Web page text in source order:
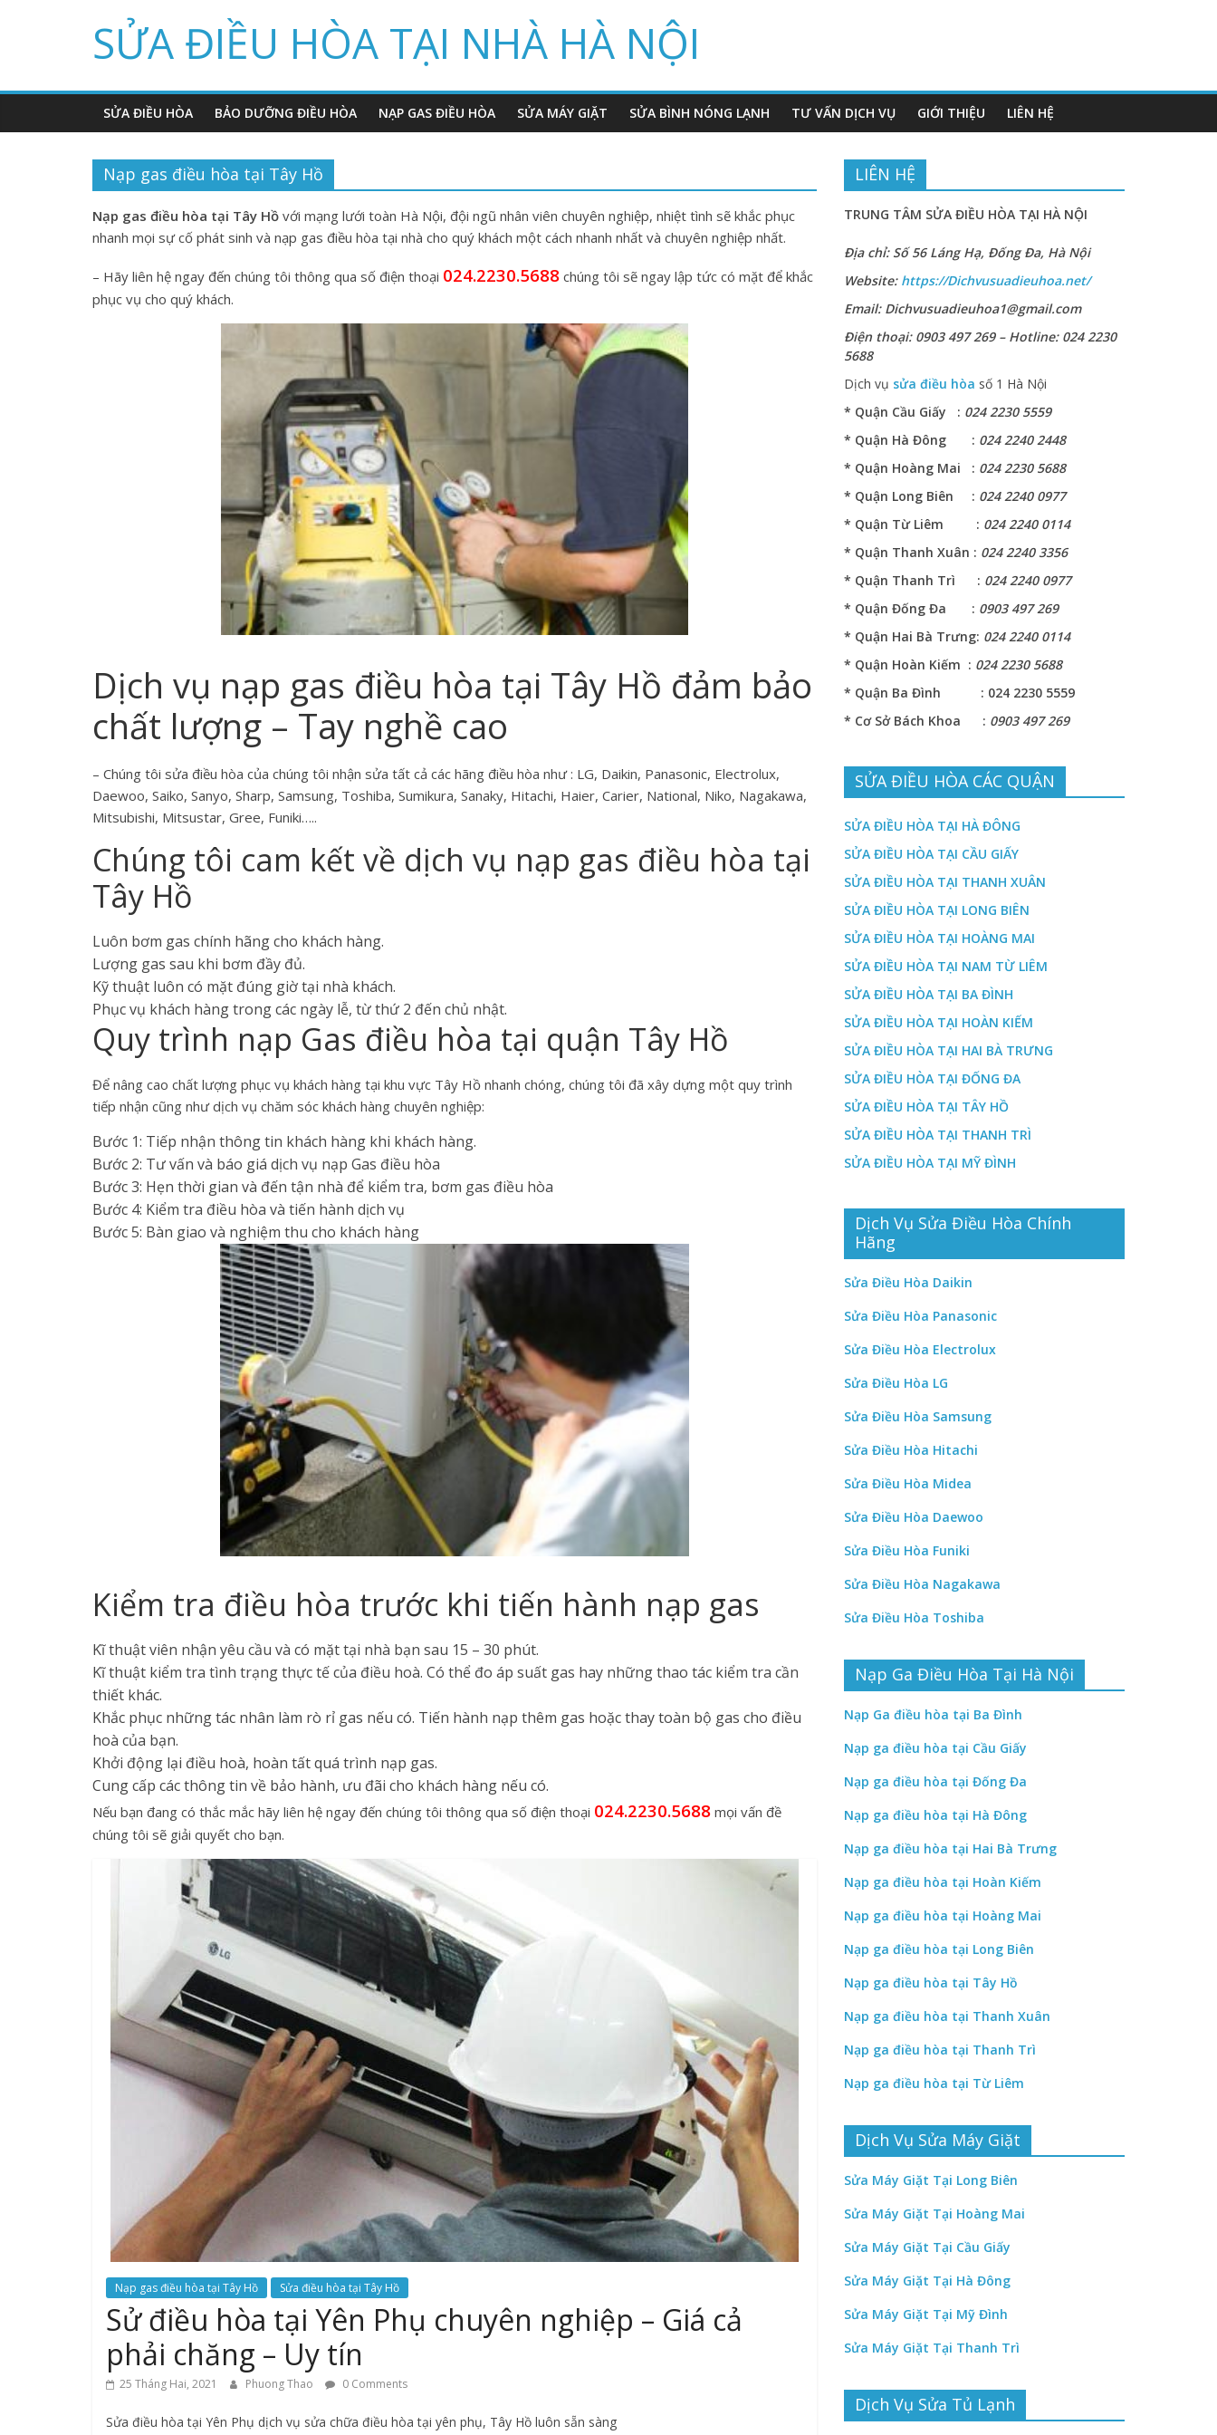
SỬA ĐIỀU HÒA TẠI NHÀ HÀ NỘI
SỬA ĐIỀU HÒA BẢO DƯỠNG ĐIỀU HÒA NẠP GAS ĐIỀU HÒA SỬA MÁY GIẶT SỬA BÌNH NÓNG LẠNH TƯ VẤN DỊCH VỤ GIỚI THIỆU LIÊN HỆ
Nạp gas điều hòa tại Tây Hồ
Nạp gas điều hòa tại Tây Hồ với mạng lưới toàn Hà Nội, đội ngũ nhân viên chuyên nghiệp, nhiệt tình sẽ khắc phục
nhanh mọi sự cố phát sinh và nạp gas điều hòa tại nhà cho quý khách một cách nhanh nhất và chuyên nghiệp nhất.
– Hãy liên hệ ngay đến chúng tôi thông qua số điện thoại 024.2230.5688 chúng tôi sẽ ngay lập tức có mặt để khắc
phục vụ cho quý khách.
Dịch vụ nạp gas điều hòa tại Tây Hồ đảm bảo
chất lượng – Tay nghề cao
– Chúng tôi sửa điều hòa của chúng tôi nhận sửa tất cả các hãng điều hòa như : LG, Daikin, Panasonic, Electrolux,
Daewoo, Saiko, Sanyo, Sharp, Samsung, Toshiba, Sumikura, Sanaky, Hitachi, Haier, Carier, National, Niko, Nagakawa,
Mitsubishi, Mitsustar, Gree, Funiki…..
Chúng tôi cam kết về dịch vụ nạp gas điều hòa tại
Tây Hồ
Luôn bơm gas chính hãng cho khách hàng.
Lượng gas sau khi bơm đầy đủ.
Kỹ thuật luôn có mặt đúng giờ tại nhà khách.
Phục vụ khách hàng trong các ngày lễ, từ thứ 2 đến chủ nhật.
Quy trình nạp Gas điều hòa tại quận Tây Hồ
Để nâng cao chất lượng phục vụ khách hàng tại khu vực Tây Hồ nhanh chóng, chúng tôi đã xây dựng một quy trình
tiếp nhận cũng như dịch vụ chăm sóc khách hàng chuyên nghiệp:
Bước 1: Tiếp nhận thông tin khách hàng khi khách hàng.
Bước 2: Tư vấn và báo giá dịch vụ nạp Gas điều hòa
Bước 3: Hẹn thời gian và đến tận nhà để kiểm tra, bơm gas điều hòa
Bước 4: Kiểm tra điều hòa và tiến hành dịch vụ
Bước 5: Bàn giao và nghiệm thu cho khách hàng
Kiểm tra điều hòa trước khi tiến hành nạp gas
Kĩ thuật viên nhận yêu cầu và có mặt tại nhà bạn sau 15 – 30 phút.
Kĩ thuật kiểm tra tình trạng thực tế của điều hoà. Có thể đo áp suất gas hay những thao tác kiểm tra cần
thiết khác.
Khắc phục những tác nhân làm rò rỉ gas nếu có. Tiến hành nạp thêm gas hoặc thay toàn bộ gas cho điều
hoà của bạn.
Khởi động lại điều hoà, hoàn tất quá trình nạp gas.
Cung cấp các thông tin về bảo hành, ưu đãi cho khách hàng nếu có.
Nếu bạn đang có thắc mắc hãy liên hệ ngay đến chúng tôi thông qua số điện thoại 024.2230.5688 mọi vấn đề
chúng tôi sẽ giải quyết cho bạn.
Nạp gas điều hòa tại Tây Hồ Sửa điều hòa tại Tây Hồ
Sử điều hòa tại Yên Phụ chuyên nghiệp – Giá cả
phải chăng – Uy tín
25 Tháng Hai, 2021 Phuong Thao 0 Comments
Sửa điều hòa tại Yên Phụ dịch vụ sửa chữa điều hòa tại yên phụ, Tây Hồ luôn sẵn sàng
LIÊN HỆ
TRUNG TÂM SỬA ĐIỀU HÒA TẠI HÀ NỘI
Địa chỉ: Số 56 Láng Hạ, Đống Đa, Hà Nội
Website: https://Dichvusuadieuhoa.net/
Email: Dichvusuadieuhoa1@gmail.com
Điện thoại: 0903 497 269 – Hotline: 024 2230
5688
Dịch vụ sửa điều hòa số 1 Hà Nội
* Quận Cầu Giấy : 024 2230 5559
* Quận Hà Đông : 024 2240 2448
* Quận Hoàng Mai : 024 2230 5688
* Quận Long Biên : 024 2240 0977
* Quận Từ Liêm : 024 2240 0114
* Quận Thanh Xuân : 024 2240 3356
* Quận Thanh Trì : 024 2240 0977
* Quận Đống Đa : 0903 497 269
* Quận Hai Bà Trưng: 024 2240 0114
* Quận Hoàn Kiếm : 024 2230 5688
* Quận Ba Đình : 024 2230 5559
* Cơ Sở Bách Khoa : 0903 497 269
SỬA ĐIỀU HÒA CÁC QUẬN
SỬA ĐIỀU HÒA TẠI HÀ ĐÔNG
SỬA ĐIỀU HÒA TẠI CẦU GIẤY
SỬA ĐIỀU HÒA TẠI THANH XUÂN
SỬA ĐIỀU HÒA TẠI LONG BIÊN
SỬA ĐIỀU HÒA TẠI HOÀNG MAI
SỬA ĐIỀU HÒA TẠI NAM TỪ LIÊM
SỬA ĐIỀU HÒA TẠI BA ĐÌNH
SỬA ĐIỀU HÒA TẠI HOÀN KIẾM
SỬA ĐIỀU HÒA TẠI HAI BÀ TRƯNG
SỬA ĐIỀU HÒA TẠI ĐỐNG ĐA
SỬA ĐIỀU HÒA TẠI TÂY HỒ
SỬA ĐIỀU HÒA TẠI THANH TRÌ
SỬA ĐIỀU HÒA TẠI MỸ ĐÌNH
Dịch Vụ Sửa Điều Hòa Chính
Hãng
Sửa Điều Hòa Daikin
Sửa Điều Hòa Panasonic
Sửa Điều Hòa Electrolux
Sửa Điều Hòa LG
Sửa Điều Hòa Samsung
Sửa Điều Hòa Hitachi
Sửa Điều Hòa Midea
Sửa Điều Hòa Daewoo
Sửa Điều Hòa Funiki
Sửa Điều Hòa Nagakawa
Sửa Điều Hòa Toshiba
Nạp Ga Điều Hòa Tại Hà Nội
Nạp Ga điều hòa tại Ba Đình
Nạp ga điều hòa tại Cầu Giấy
Nạp ga điều hòa tại Đống Đa
Nạp ga điều hòa tại Hà Đông
Nạp ga điều hòa tại Hai Bà Trưng
Nạp ga điều hòa tại Hoàn Kiếm
Nạp ga điều hòa tại Hoàng Mai
Nạp ga điều hòa tại Long Biên
Nạp ga điều hòa tại Tây Hồ
Nạp ga điều hòa tại Thanh Xuân
Nạp ga điều hòa tại Thanh Trì
Nạp ga điều hòa tại Từ Liêm
Dịch Vụ Sửa Máy Giặt
Sửa Máy Giặt Tại Long Biên
Sửa Máy Giặt Tại Hoàng Mai
Sửa Máy Giặt Tại Cầu Giấy
Sửa Máy Giặt Tại Hà Đông
Sửa Máy Giặt Tại Mỹ Đình
Sửa Máy Giặt Tại Thanh Trì
Dịch Vụ Sửa Tủ Lạnh